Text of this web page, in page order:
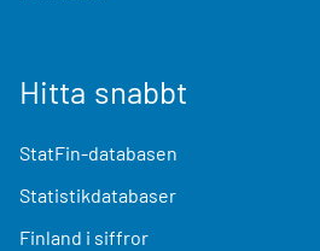
Hitta snabbt
StatFin-databasen
Statistikdatabaser
Finland i siffror